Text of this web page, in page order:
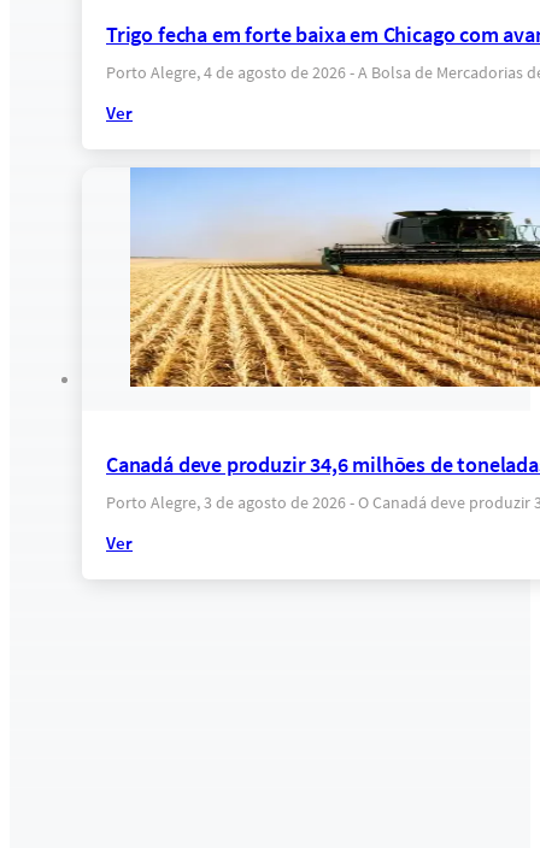
Trigo fecha em forte baixa em Chicago com
Porto Alegre, 4 de agosto de 2026 - A Bolsa de Mercadorias
Ver
Canadá deve produzir 34,6 milhões de
Porto Alegre, 3 de agosto de 2026 - O Canadá deve
Ver